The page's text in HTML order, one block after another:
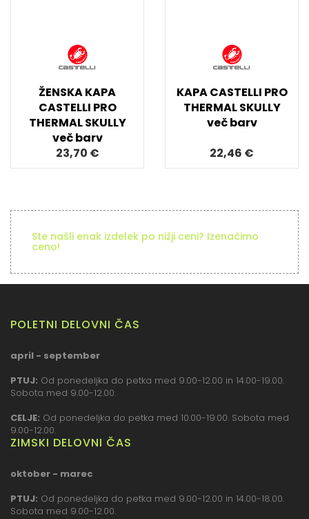
ŽENSKA KAPA
CASTELLI PRO
THERMAL SKULLY
več barv
23,70 €
KAPA CASTELLI PRO
THERMAL SKULLY
več barv
22,46 €
Ste našli enak izdelek po nižji ceni? Izenačimo
ceno!
POLETNI DELOVNI ČAS
april - september
PTUJ: Od ponedeljka do petka med 9.00-12.00 in 14.00-19.00.
Sobota med 9.00-12.00.
CELJE: Od ponedeljka do petka med 10.00-19.00. Sobota med
9.00-12.00.
ZIMSKI DELOVNI ČAS
oktober - marec
PTUJ: Od ponedeljka do petka med 9.00-12.00 in 14.00-18.00.
Sobota med 9.00-12.00.